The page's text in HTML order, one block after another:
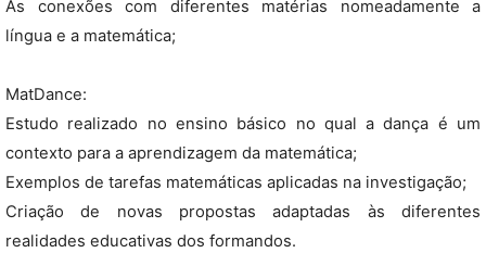
As conexões com diferentes matérias nomeadamente a
língua e a matemática;
MatDance:
Estudo realizado no ensino básico no qual a dança é um
contexto para a aprendizagem da matemática;
Exemplos de tarefas matemáticas aplicadas na investigação;
Criação de novas propostas adaptadas às diferentes
realidades educativas dos formandos.